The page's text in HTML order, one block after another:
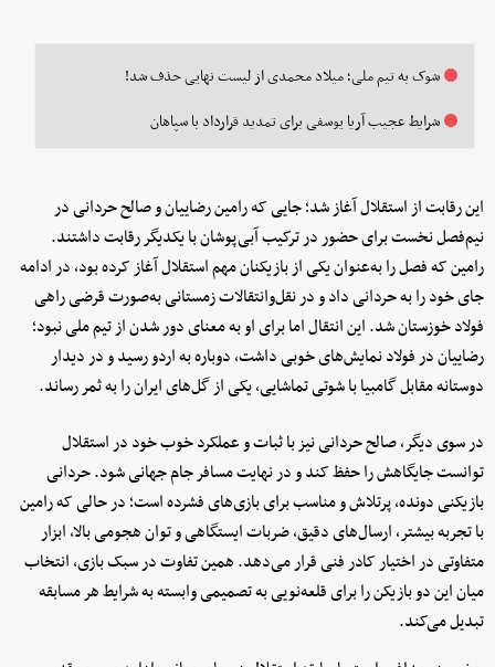
شوک به تیم ملی؛ میلاد محمدی از لیست نهایی حذف شد!
شرایط عجیب آریا یوسفی برای تمدید قرارداد با سپاهان
این رقابت از استقلال آغاز شد؛ جایی که رامین رضاییان و صالح حردانی در
نیم‌فصل نخست برای حضور در ترکیب آبی‌پوشان با یکدیگر رقابت داشتند.
رامین که فصل را به‌عنوان یکی از بازیکنان مهم استقلال آغاز کرده بود، در ادامه
جای خود را به حردانی داد و در نقل‌وانتقالات زمستانی به‌صورت قرضی راهی
فولاد خوزستان شد. این انتقال اما برای او به معنای دور شدن از تیم ملی نبود؛
رضاییان در فولاد نمایش‌های خوبی داشت، دوباره به اردو رسید و در دیدار
دوستانه مقابل گامبیا با شوتی تماشایی، یکی از گل‌های ایران را به ثمر رساند.
در سوی دیگر، صالح حردانی نیز با ثبات و عملکرد خوب خود در استقلال
توانست جایگاهش را حفظ کند و در نهایت مسافر جام جهانی شود. حردانی
بازیکنی دونده، پرتلاش و مناسب برای بازی‌های فشرده است؛ در حالی که رامین
با تجربه بیشتر، ارسال‌های دقیق، ضربات ایستگاهی و توان هجومی بالا، ابزار
متفاوتی در اختیار کادر فنی قرار می‌دهد. همین تفاوت در سبک بازی، انتخاب
میان این دو بازیکن را برای قلعه‌نویی به تصمیمی وابسته به شرایط هر مسابقه
تبدیل می‌کند.